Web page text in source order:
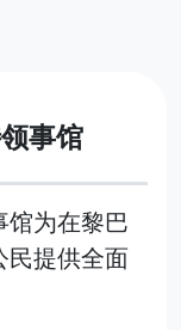
事馆
馆为在黎巴
民提供全面